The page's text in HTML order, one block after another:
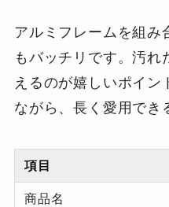
アルミフレームを組み
もバッチリです。汚れ
えるのが嬉しいポイン
ながら、長く愛用でき
項目
商品名